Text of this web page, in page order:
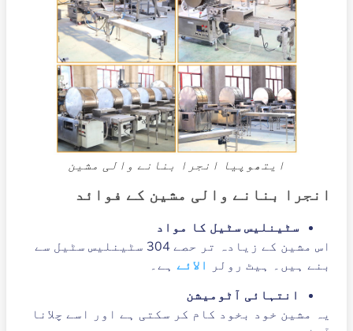
ایتھوپیا انجرا بنانے والی مشین
انجرا بنانے والی مشین کے فوائد
سٹینلیس سٹیل کا مواد
اس مشین کے زیادہ تر حصے 304 سٹینلیس سٹیل سے
بنے ہیں۔ ہیٹ رولر
الائے ہے۔
انتہائی آٹومیشن
یہ مشین خود بخود کام کر سکتی ہے اور اسے چلانا